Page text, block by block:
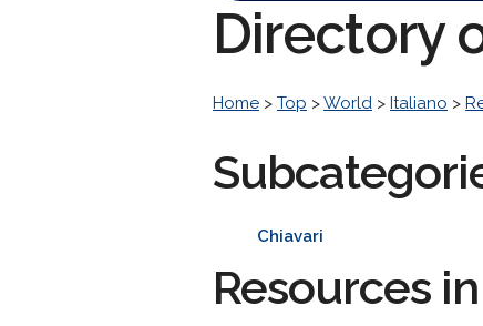
Directory
Home > Top >World > Italiano >
Chiavari
Resources